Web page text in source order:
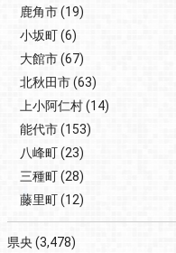
鹿角市(19)
小坂町(6)
大館市(67)
北秋田市(63)
上小阿仁村(14)
能代市(153)
八峰町(23)
三種町(28)
藤里町(12)
県央 (3,478)